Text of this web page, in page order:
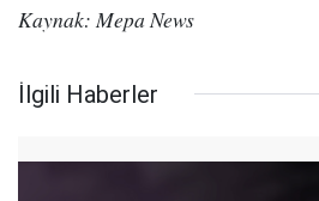
Kaynak: Mepa News
İlgili Haberler